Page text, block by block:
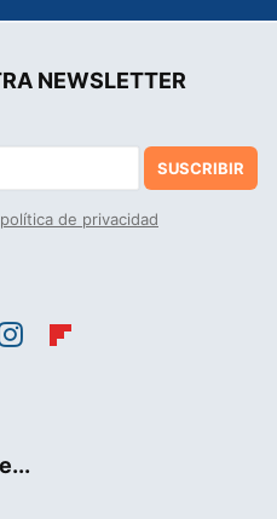
NEWSLETTER
SUSCRIBIR
política de privacidad